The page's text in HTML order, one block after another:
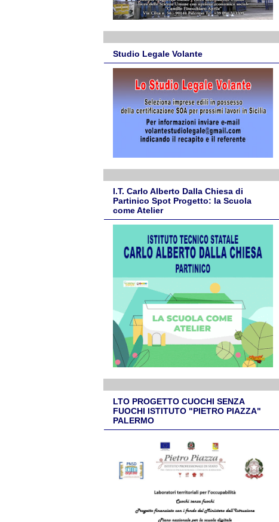
Studio Legale Volante
I.T. Carlo Alberto Dalla Chiesa di
Partinico Spot Progetto: la Scuola
come Atelier
LTO PROGETTO CUOCHI SENZA
FUOCHI ISTITUTO "PIETRO PIAZZA"
PALERMO